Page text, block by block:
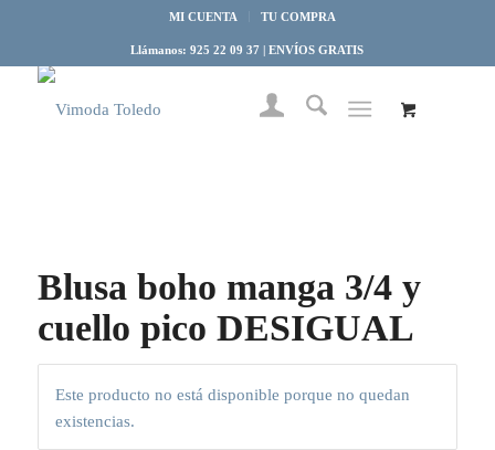
MI CUENTA TU COMPRA
Llámanos: 925 22 09 37 | ENVÍOS GRATIS
Blusa boho manga 3/4 y
cuello pico DESIGUAL
Este producto no está disponible porque no quedan
existencias.